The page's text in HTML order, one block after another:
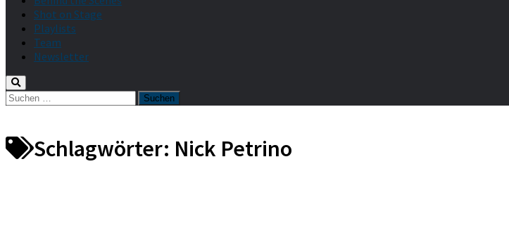
Shot on Stage
Playlists
Team
Newsletter
Suche
Schlagwörter: Nick Petrino